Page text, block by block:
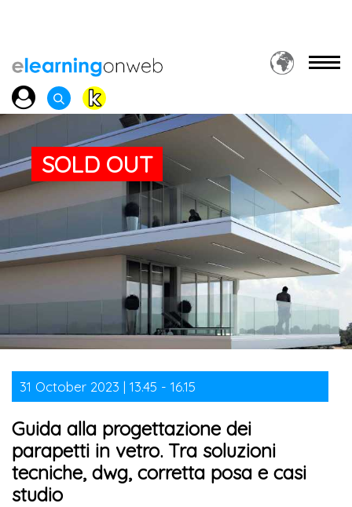
SOLD OUT
31 October 2023 | 13.45 - 16.15
Guida alla progettazione dei
parapetti in vetro. Tra soluzioni
tecniche, dwg, corretta posa e casi
studio